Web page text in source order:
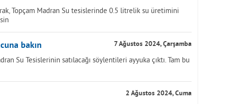
Topçam Madran Su tesislerinde 0.5 litrelik su üretimini
bakın 7 Ağustos 2024, Çarşamba
Su Tesislerinin satılacağı söylentileri ayyuka çıktı. Tam bu
2 Ağustos 2024, Cuma